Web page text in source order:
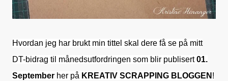
Hvordan jeg har brukt min tittel skal dere få se på mitt
DT-bidrag til månedsutfordringen som blir publisert01.
September her på KREATIV SCRAPPING BLOGGEN !